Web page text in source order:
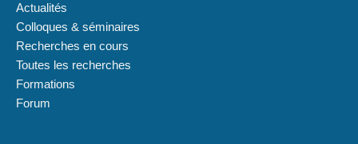
Actualités
Colloques & séminaires
Recherches en cours
Toutes les recherches
Formations
Forum